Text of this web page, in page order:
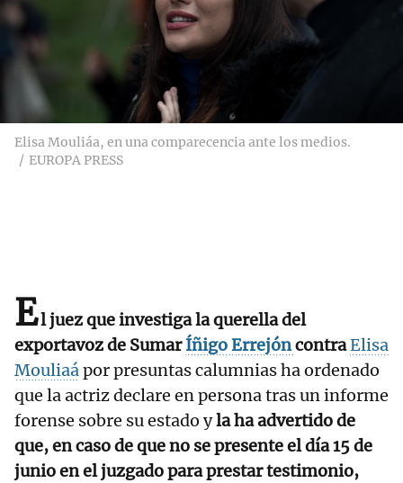
Elisa Mouliáa, en una comparecencia ante los medios.
EUROPA PRESS
El juez que investiga la querella del
exportavoz de SumarÍñigo ErrejóncontraElisa
Mouliaápor presuntas calumnias ha ordenado
que la actriz declare en persona tras un informe
forense sobre su estado yla ha advertido de
que, en caso de que no se presente el día 15 de
junio en el juzgado para prestar testimonio,